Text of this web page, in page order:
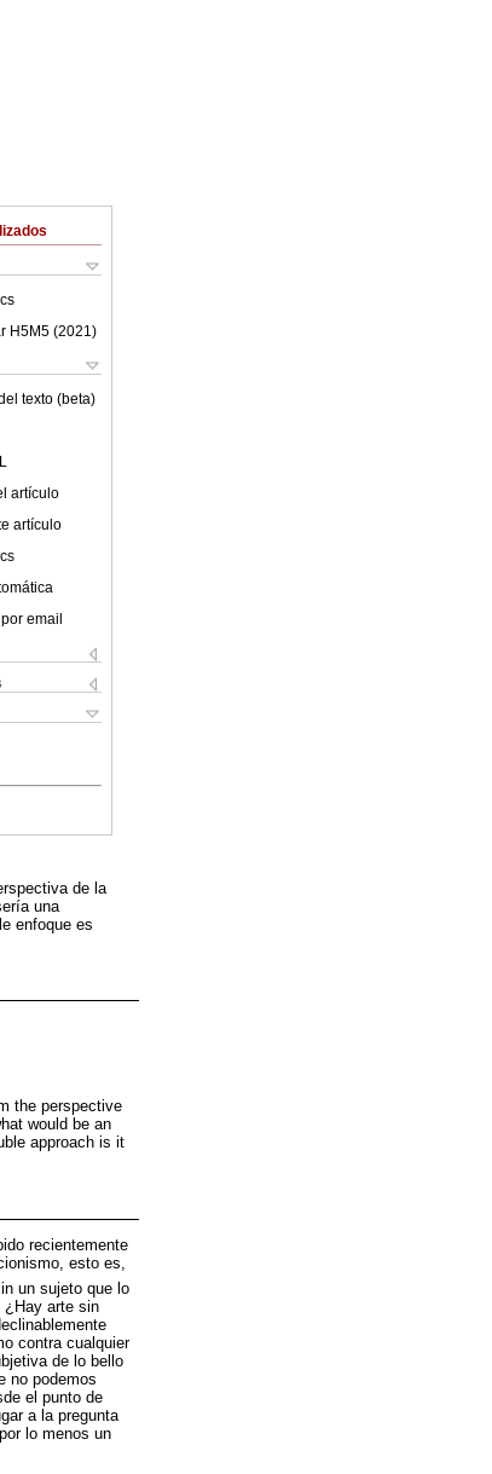
H5M5 (2021 )
texto (beta)
artículo
artículo
email
de la
una
enfoque es
the perspective
would be an
approach is it
recientemente
esto es,
un sujeto que lo
¿Hay arte sin
contra cualquier
de lo bello
no podemos
el punto de
a la pregunta
lo menos un